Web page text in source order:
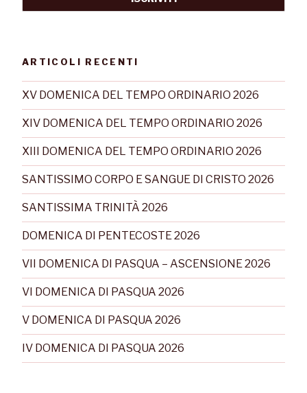
ARTICOLI RECENTI
XV DOMENICA DEL TEMPO ORDINARIO 2026
XIV DOMENICA DEL TEMPO ORDINARIO 2026
XIII DOMENICA DEL TEMPO ORDINARIO 2026
SANTISSIMO CORPO E SANGUE DI CRISTO 2026
SANTISSIMA TRINITÀ 2026
DOMENICA DI PENTECOSTE 2026
VII DOMENICA DI PASQUA – ASCENSIONE 2026
VI DOMENICA DI PASQUA 2026
V DOMENICA DI PASQUA 2026
IV DOMENICA DI PASQUA 2026